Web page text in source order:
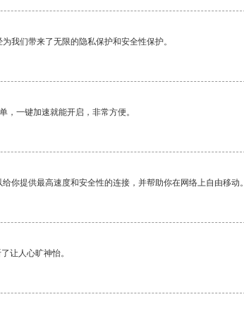
我们带来了无限的隐私保护和安全性保护。
，一键加速就能开启，非常方便。
你提供最高速度和安全性的连接，并帮助你在网络上自由移动。
让人心旷神怡。